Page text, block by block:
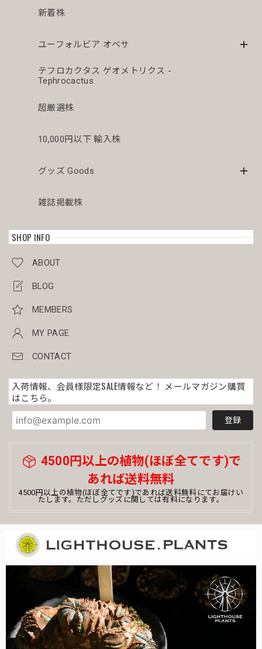
新着株
ユーフォルビア オベサ
テフロカクタス ゲオメトリクス -
Tephrocactus
超厳選株
10,000円以下 輸入株
グッズ Goods
雑誌掲載株
SHOP INFO
ABOUT
BLOG
MEMBERS
MY PAGE
CONTACT
入荷情報、会員様限定SALE情報など！ メールマガジン購買
はこちら。
登録
4500円以上の植物(ほぼ全てです)で
あれば送料無料
4500円以上の植物(ほぼ全てです)であれば送料無料にてお届けい
たします。ただしグッズに関しては有料になります。